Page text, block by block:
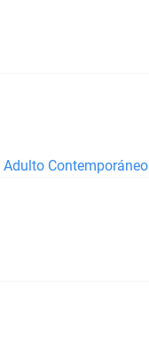
Adulto Contemporáneo